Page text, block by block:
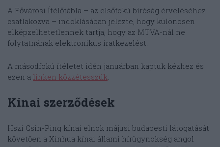
A Fővárosi Ítélőtábla – az elsőfokú bíróság érveléséhez
csatlakozva – indoklásában jelezte, hogy különösen
elképzelhetetlennek tartja, hogy az MTVA-nál ne
folytatnának elektronikus iratkezelést.
A másodfokú ítéletet idén januárban kaptuk kézhez és
ezen a linken közzétesszük.
Kínai szerződések
Hszi Csin-Ping kínai elnök májusi budapesti látogatását
követően a Xinhua kínai állami hírügynökség angol